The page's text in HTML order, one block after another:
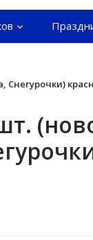
Снегурочки)